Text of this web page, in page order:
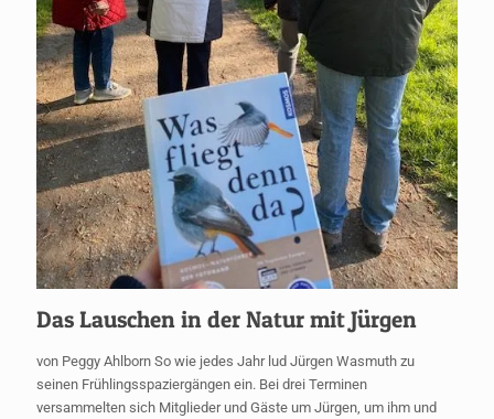
Das Lauschen in der Natur mit Jürgen
von Peggy Ahlborn So wie jedes Jahr lud Jürgen Wasmuth zu
seinen Frühlingsspaziergängen ein. Bei drei Terminen
versammelten sich Mitglieder und Gäste um Jürgen, um ihm und